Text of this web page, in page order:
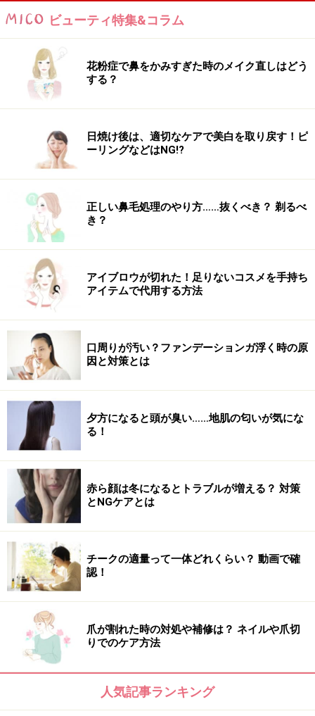
ビューティ特集&コラム
花粉症で鼻をかみすぎた時のメイク直しはどう
する？
日焼け後は、適切なケアで美白を取り戻す！ピ
ーリングなどはNG!?
正しい鼻毛処理のやり方……抜くべき？ 剃るべ
き？
アイブロウが切れた！足りないコスメを手持ち
アイテムで代用する方法
口周りが汚い？ファンデーションガ浮く時の原
因と対策とは
夕方になると頭が臭い……地肌の匂いが気にな
る！
赤ら顔は冬になるとトラブルが増える？ 対策
とNGケアとは
チークの適量って一体どれくらい？ 動画で確
認！
爪が割れた時の対処や補修は？ ネイルや爪切
りでのケア方法
人気記事ランキング